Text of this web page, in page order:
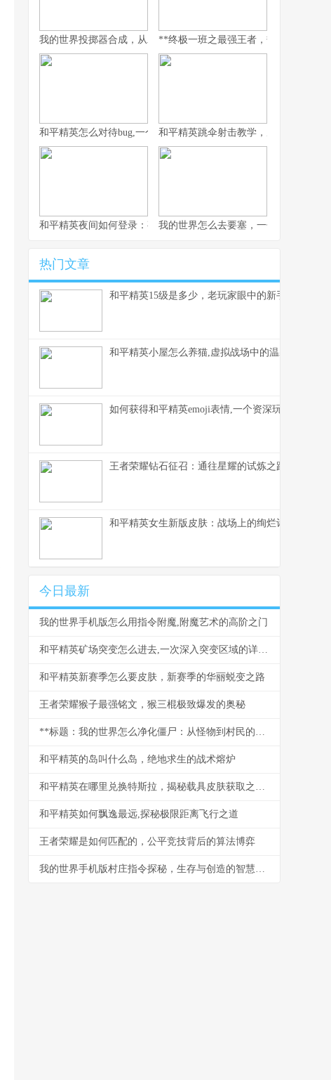
我的世界投掷器合成，从木石到红石的艺术**终极一班之最强王者，热血青春与荣
和平精英怎么对待bug,一个玩家眼中的修复哲学和平精英跳伞射击教学，从落地到主宰
和平精英夜间如何登录：夜幕下的战术入口与静谧战场副标题,探
我的世界怎么去要塞，一份老玩家的寻
热门文章
和平精英15级是多少，老玩家眼中的新手门槛
和平精英小屋怎么养猫,虚拟战场中的温馨陪伴,副
如何获得和平精英emoji表情,一个资深玩家的心得
王者荣耀钻石征召：通往星耀的试炼之路
和平精英女生新版皮肤：战场上的绚烂诗篇
今日最新
我的世界手机版怎么用指令附魔,附魔艺术的高阶之门
和平精英矿场突变怎么进去,一次深入突变区域的详尽指南,副标题,矿坑深处生存法则
和平精英新赛季怎么要皮肤，新赛季的华丽蜕变之路
王者荣耀猴子最强铭文，猴三棍极致爆发的奥秘
**标题：我的世界怎么净化僵尸：从怪物到村民的逆转之旅**
和平精英的岛叫什么岛，绝地求生的战术熔炉
和平精英在哪里兑换特斯拉，揭秘载具皮肤获取之路，副标题，从游戏内兑换到活动参与的完整指南
和平精英如何飘逸最远,探秘极限距离飞行之道
王者荣耀是如何匹配的，公平竞技背后的算法博弈
我的世界手机版村庄指令探秘，生存与创造的智慧钥匙